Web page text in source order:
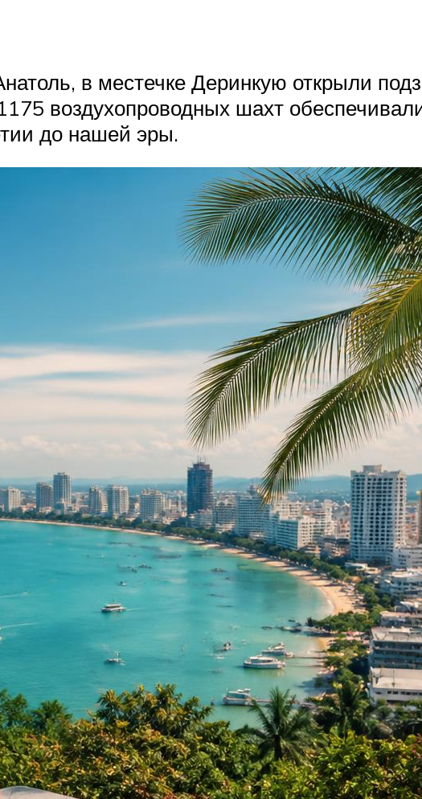
в местечке Деринкую открыли
воздухопроводных шахт
до нашей эры.